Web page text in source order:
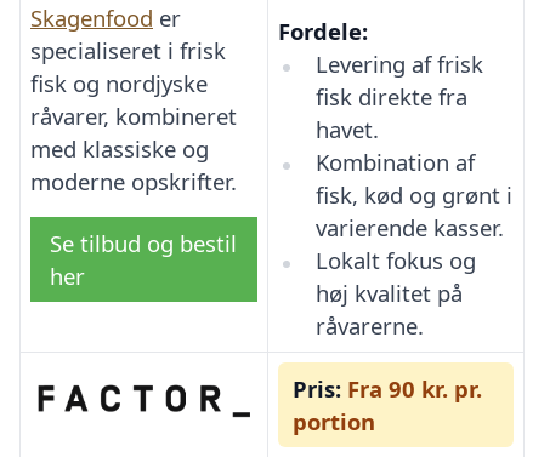
Skagenfood er
specialiseret i frisk
fisk og nordjyske
råvarer, kombineret
med klassiske og
moderne opskrifter.
Se tilbud og bestil
her
Fordele:
Levering af frisk
fisk direkte fra
havet.
Kombination af
fisk, kød og grønt i
varierende kasser.
Lokalt fokus og
høj kvalitet på
råvarerne.
Pris: Fra 90 kr. pr.
portion